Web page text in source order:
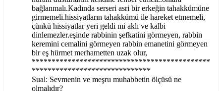
bağlanmalı.Kadında serseri asri bir erkeğin tahakkümüne
girmemeli.hissiyatların tahakkümü ile hareket etmemeli,
çünkü hissiyatlar yeri geldi mi aklı ve kalbi
dinlemezler.eşinde rabbinin şefkatini görmeyen, rabbin
keremini cemalini görmeyen rabbin emanetini görmeyen
bir eş hürmet merhametten uzak olur,
*********************************************
******************************
Sual: Sevmenin ve meşru muhabbetin ölçüsü ne
olmalıdır?